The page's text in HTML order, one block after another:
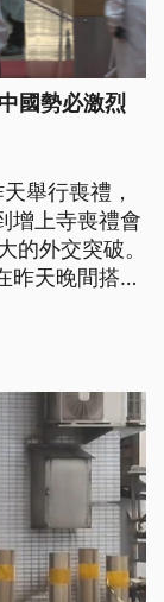
國勢必激烈
舉行喪禮，
增上寺喪禮會
的外交突破。
昨天晚間搭機